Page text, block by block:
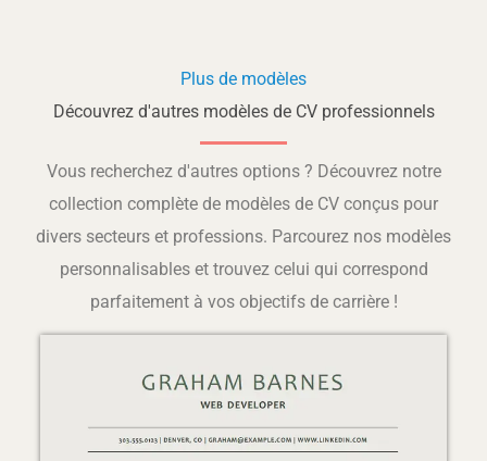
Plus de modèles
Découvrez d'autres modèles de CV professionnels
Vous recherchez d'autres options ? Découvrez notre
collection complète de modèles de CV conçus pour
divers secteurs et professions. Parcourez nos modèles
personnalisables et trouvez celui qui correspond
parfaitement à vos objectifs de carrière !